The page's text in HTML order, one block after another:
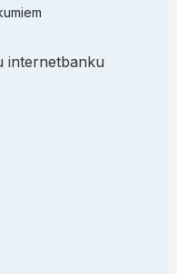
internetbanku